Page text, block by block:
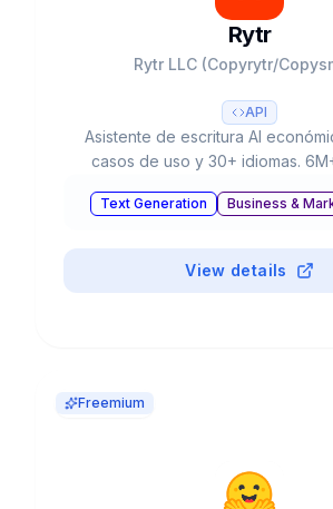
Rytr
Rytr LLC (Copyrytr/
API
Asistente de escritura AI
casos de uso y 30+ idiomas.
freelancers, marketers y
Text Generation Business &
View details
Freemium